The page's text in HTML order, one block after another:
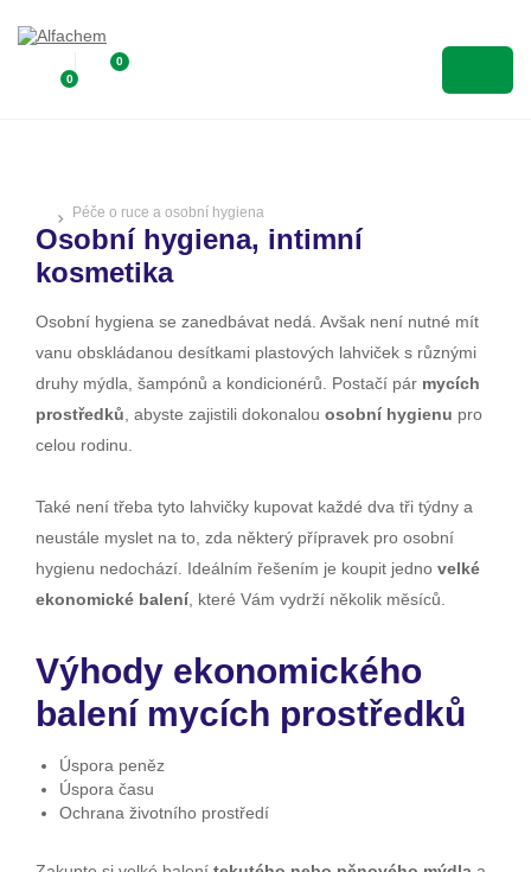
0
0
Péče o ruce a osobní hygiena
Osobní hygiena, intimní
kosmetika
Osobní hygiena se zanedbávat nedá. Avšak není nutné mít
vanu obskládanou desítkami plastových lahviček s různými
druhy mýdla, šampónů a kondicionérů. Postačí pár mycích
prostředků , abyste zajistili dokonalou osobní hygienu pro
celou rodinu.
Také není třeba tyto lahvičky kupovat každé dva tři týdny a
neustále myslet na to, zda některý přípravek pro osobní
hygienu nedochází. Ideálním řešením je koupit jedno velké
ekonomické balení , které Vám vydrží několik měsíců.
Výhody ekonomického
balení mycích prostředků
Úspora peněz
Úspora času
Ochrana životního prostředí